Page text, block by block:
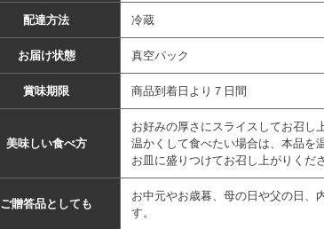
配達方法 冷蔵
お届け状態 真空パック
賞味期限 商品到着日より７日間
美味しい食べ方
お好みの厚さにスライスしてお召し
温かくして食べたい場合は、本品を
お皿に盛りつけてお召し上がりくだ
ご贈答品としても
お中元やお歳暮、母の日や父の日、
す。